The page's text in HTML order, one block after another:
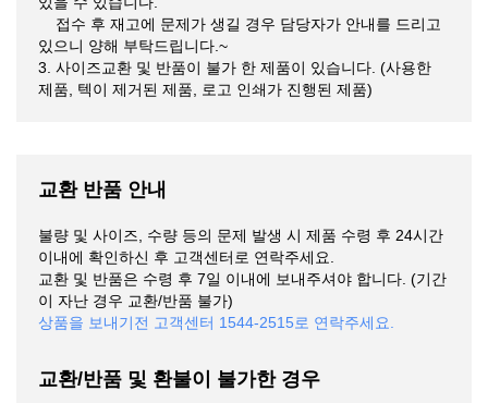
접수 후 재고에 문제가 생길 경우 담당자가 안내를 드리고
있으니 양해 부탁드립니다.~
3. 사이즈교환 및 반품이 불가 한 제품이 있습니다. (사용한
제품, 텍이 제거된 제품, 로고 인쇄가 진행된 제품)
교환 반품 안내
불량 및 사이즈, 수량 등의 문제 발생 시 제품 수령 후 24시간
이내에 확인하신 후 고객센터로 연락주세요.
교환 및 반품은 수령 후 7일 이내에 보내주셔야 합니다. (기간
이 자난 경우 교환/반품 불가)
상품을 보내기전 고객센터 1544-2515로 연락주세요.
교환/반품 및 환불이 불가한 경우